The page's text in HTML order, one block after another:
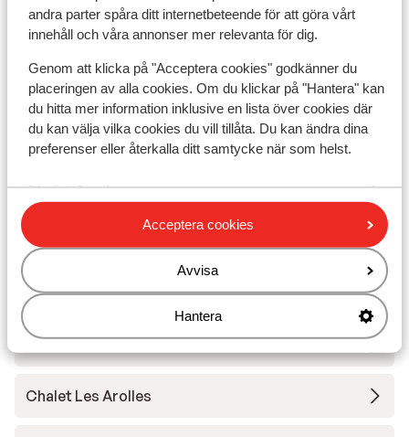
andra parter spåra ditt internetbeteende för att göra vårt
innehåll och våra annonser mer relevanta för dig.
Genom att klicka på "Acceptera cookies" godkänner du
placeringen av alla cookies. Om du klickar på "Hantera" kan
du hitta mer information inklusive en lista över cookies där
du kan välja vilka cookies du vill tillåta. Du kan ändra dina
preferenser eller återkalla ditt samtycke när som helst.
Acceptera cookies
Avvisa
Hantera
Chalet Grizzly
Base Camp Lodge Les Deux Alpes
Hotel L'Orée des Pistes
Chalet Sandy
Hotel Chamois Lodge
The People Les 2 Alpes
Hôtel Les Mélèzes
Chalet Les Arolles